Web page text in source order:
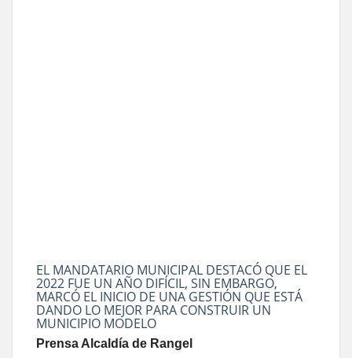
EL MANDATARIO MUNICIPAL DESTACÓ QUE EL
2022 FUE UN AÑO DIFÍCIL, SIN EMBARGO,
MARCÓ EL INICIO DE UNA GESTIÓN QUE ESTÁ
DANDO LO MEJOR PARA CONSTRUIR UN
MUNICIPIO MODELO
Prensa Alcaldía de Rangel